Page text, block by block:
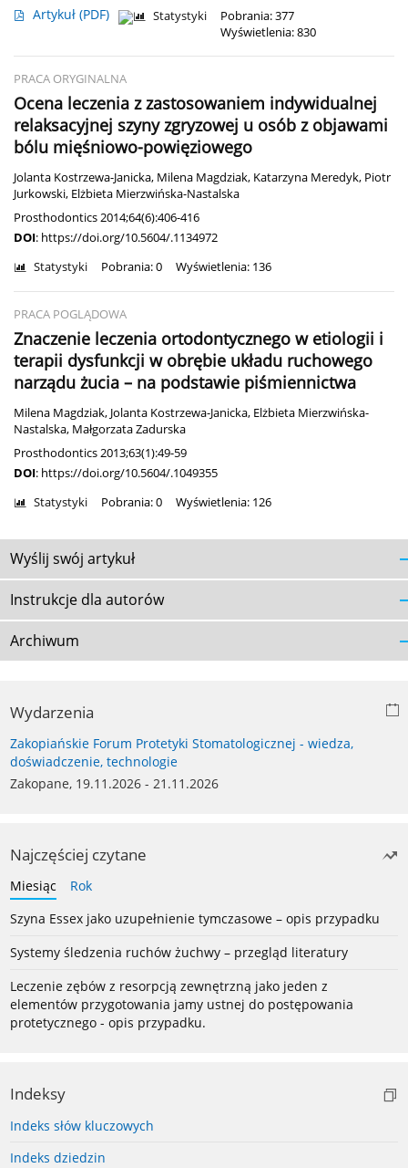
Artykuł (PDF) Statystyki
Pobrania: 377
Wyświetlenia: 830
PRACA ORYGINALNA
Ocena leczenia z zastosowaniem indywidualnej
relaksacyjnej szyny zgryzowej u osób z objawami
bólu mięśniowo-powięziowego
Jolanta Kostrzewa-Janicka, Milena Magdziak, Katarzyna Meredyk, Piotr
Jurkowski, Elżbieta Mierzwińska-Nastalska
Prosthodontics 2014;64(6):406-416
DOI: https://doi.org/10.5604/.1134972
Statystyki Pobrania: 0 Wyświetlenia: 136
PRACA POGLĄDOWA
Znaczenie leczenia ortodontycznego w etiologii i
terapii dysfunkcji w obrębie układu ruchowego
narządu żucia – na podstawie piśmiennictwa
Milena Magdziak, Jolanta Kostrzewa-Janicka, Elżbieta Mierzwińska-
Nastalska, Małgorzata Zadurska
Prosthodontics 2013;63(1):49-59
DOI: https://doi.org/10.5604/.1049355
Statystyki Pobrania: 0 Wyświetlenia: 126
Wyślij swój artykuł
Instrukcje dla autorów
Archiwum
Wydarzenia
Zakopiańskie Forum Protetyki Stomatologicznej - wiedza,
doświadczenie, technologie
Zakopane, 19.11.2026 - 21.11.2026
Najczęściej czytane
Miesiąc
Rok
Szyna Essex jako uzupełnienie tymczasowe – opis przypadku
Systemy śledzenia ruchów żuchwy – przegląd literatury
Leczenie zębów z resorpcją zewnętrzną jako jeden z
elementów przygotowania jamy ustnej do postępowania
protetycznego - opis przypadku.
Indeksy
Indeks słów kluczowych
Indeks dziedzin